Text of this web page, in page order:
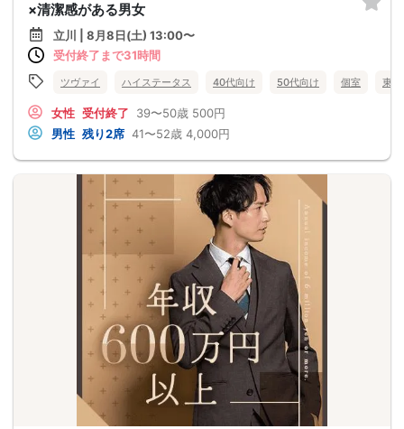
×清潔感がある男女
立川 | 8月8日(土) 13:00〜
受付終了まで31時間
ツヴァイ ハイステータス 40代向け 50代向け 個室 東
女性 受付終了 39〜50歳 500円
男性 残り2席 41〜52歳 4,000円